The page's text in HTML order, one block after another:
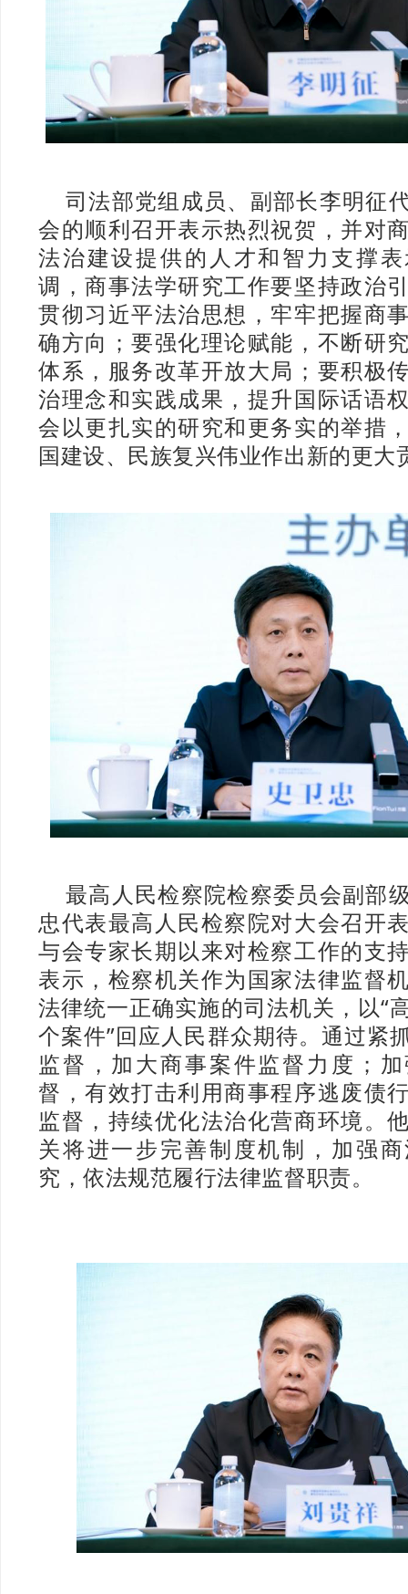
司法部党组成员、副部长李明征
会的顺利召开表示热烈祝贺，并对
法治建设提供的人才和智力支撑
调，商事法学研究工作要坚持政治
贯彻习近平法治思想，牢牢把握商
确方向；要强化理论赋能，不断研
体系，服务改革开放大局；要积极
治理念和实践成果，提升国际话语
会以更扎实的研究和更务实的举措
国建设、民族复兴伟业作出新的更大
最高人民检察院检察委员会副部
忠代表最高人民检察院对大会召开
与会专家长期以来对检察工作的支
表示，检察机关作为国家法律监督
法律统一正确实施的司法机关，以“
个案件”回应人民群众期待。通过紧
监督，加大商事案件监督力度；
督，有效打击利用商事程序逃废债
监督，持续优化法治化营商环境。
关将进一步完善制度机制，加强
究，依法规范履行法律监督职责。